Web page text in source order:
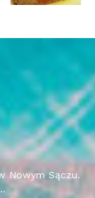
Nowym Sączu.